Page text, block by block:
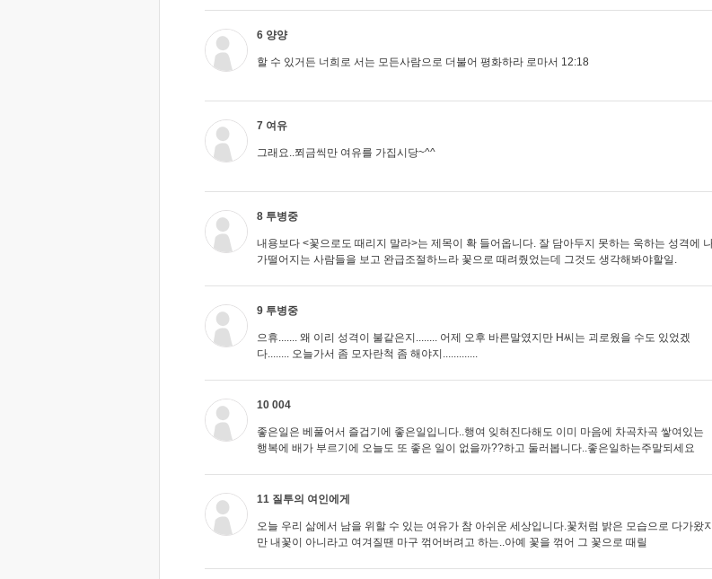
6 양양
할 수 있거든 너희로 서는 모든사람으로 더불어 평화하라 로마서 12:18
7 여유
그래요..쬐금씩만 여유를 가집시당~^^
8 투병중
내용보다 <꽃으로도 때리지 말라>는 제목이 확 들어옵니다. 잘 담아두지 못하는 욱하는 성격에
가떨어지는 사람들을 보고 완급조절하느라 꽃으로 때려줬었는데 그것도 생각해봐야할일.
9 투병중
으휴....... 왜 이리 성격이 불같은지........ 어제 오후 바른말였지만 H씨는 괴로웠을 수도 있었겠
다........ 오늘가서 좀 모자란척 좀 해야지.............
10 004
좋은일은 베풀어서 즐겁기에 좋은일입니다..행여 잊혀진다해도 이미 마음에 차곡차곡 쌓여있는
행복에 배가 부르기에 오늘도 또 좋은 일이 없을까??하고 둘러봅니다..좋은일하는주말되세요
11 질투의 여인에게
오늘 우리 삶에서 남을 위할 수 있는 여유가 참 아쉬운 세상입니다.꽃처럼 밝은 모습으로 다가왔지
만 내꽃이 아니라고 여겨질땐 마구 꺾어버려고 하는..아예 꽃을 꺾어 그 꽃으로 때릴